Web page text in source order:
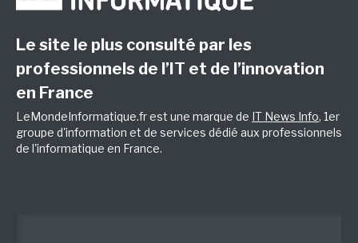
Le site le plus consulté par les
professionnels de l’IT et de l’innovation
en France
LeMondeInformatique.fr est une marque de IT News Info, 1er
groupe d'information et de services dédié aux professionnels
de l'informatique en France.